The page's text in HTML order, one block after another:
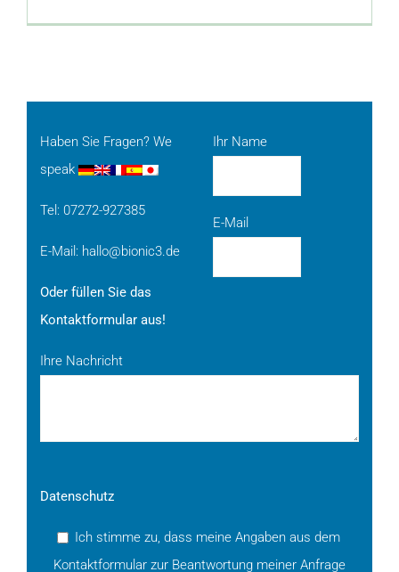
Haben Sie Fragen? We
speak
Tel: 07272-927385
E-Mail: hallo@bionic3.de
Oder füllen Sie das
Kontaktformular aus!
Ihr Name
E-Mail
Ihre Nachricht
Datenschutz
Ich stimme zu, dass meine Angaben aus dem
Kontaktformular zur Beantwortung meiner Anfrage